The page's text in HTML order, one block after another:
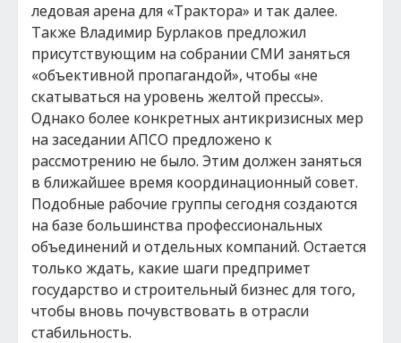
ледовая арена для «Трактора» и так далее.
Также Владимир Бурлаков предложил
присутствующим на собрании СМИ заняться
«объективной пропагандой», чтобы «не
скатываться на уровень желтой прессы».
Однако более конкретных антикризисных мер
на заседании АПСО предложено к
рассмотрению не было. Этим должен заняться
в ближайшее время координационный совет.
Подобные рабочие группы сегодня создаются
на базе большинства профессиональных
объединений и отдельных компаний. Остается
только ждать, какие шаги предпримет
государство и строительный бизнес для того,
чтобы вновь почувствовать в отрасли
стабильность.